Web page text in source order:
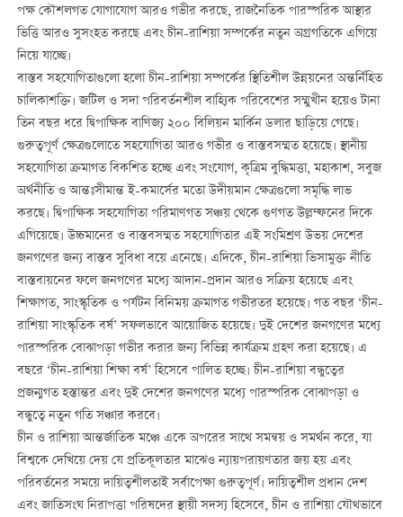
পক্ষ কৌশলগত যোগাযোগ আরও গভীর করছে, রাজনৈতিক পারস্পরিক আস্থার
ভিত্তি আরও সুসংহত করছে এবং চীন-রাশিয়া সম্পর্কের নতুন অগ্রগতিকে এগিয়ে
নিয়ে যাচ্ছে।
বাস্তব সহযোগিতাগুলো হলো চীন-রাশিয়া সম্পর্কের স্থিতিশীল উন্নয়নের অন্তর্নিহিত
চালিকাশক্তি। জটিল ও সদা পরিবর্তনশীল বাহ্যিক পরিবেশের সম্মুখীন হয়েও টানা
তিন বছর ধরে দ্বিপাক্ষিক বাণিজ্য ২০০ বিলিয়ন মার্কিন ডলার ছাড়িয়ে গেছে।
গুরুত্বপূর্ণ ক্ষেত্রগুলোতে সহযোগিতা আরও গভীর ও বাস্তবসম্মত হয়েছে। স্থানীয়
সহযোগিতা ক্রমাগত বিকশিত হচ্ছে এবং সংযোগ, কৃত্রিম বুদ্ধিমত্তা, মহাকাশ, সবুজ
অর্থনীতি ও আন্তঃসীমান্ত ই-কমার্সের মতো উদীয়মান ক্ষেত্রগুলো সমৃদ্ধি লাভ
করছে। দ্বিপাক্ষিক সহযোগিতা পরিমাণগত সঞ্চয় থেকে গুণগত উল্লম্ফনের দিকে
এগিয়েছে। উচ্চমানের ও বাস্তবসম্মত সহযোগিতার এই সংমিশ্রণ উভয় দেশের
জনগণের জন্য বাস্তব সুবিধা বয়ে এনেছে। এদিকে, চীন-রাশিয়া ভিসামুক্ত নীতি
বাস্তবায়নের ফলে জনগণের মধ্যে আদান-প্রদান আরও সক্রিয় হয়েছে এবং
শিক্ষাগত, সাংস্কৃতিক ও পর্যটন বিনিময় ক্রমাগত গভীরতর হয়েছে। গত বছর ‘চীন-
রাশিয়া সাংস্কৃতিক বর্ষ’ সফলভাবে আয়োজিত হয়েছে। দুই দেশের জনগণের মধ্যে
পারস্পরিক বোঝাপড়া গভীর করার জন্য বিভিন্ন কার্যক্রম গ্রহণ করা হয়েছে। এ
বছরে ‘চীন-রাশিয়া শিক্ষা বর্ষ’ হিসেবে পালিত হচ্ছে। চীন-রাশিয়া বন্ধুত্বের
প্রজন্মগত হস্তান্তর এবং দুই দেশের জনগণের মধ্যে পারস্পরিক বোঝাপড়া ও
বন্ধুত্বে নতুন গতি সঞ্চার করবে।
চীন ও রাশিয়া আন্তর্জাতিক মঞ্চে একে অপরের সাথে সমন্বয় ও সমর্থন করে, যা
বিশ্বকে দেখিয়ে দেয় যে প্রতিকূলতার মাঝেও ন্যায়পরায়ণতার জয় হয় এবং
পরিবর্তনের সময়ে দায়িত্বশীলতাই সর্বাপেক্ষা গুরুত্বপূর্ণ। দায়িত্বশীল প্রধান দেশ
এবং জাতিসংঘ নিরাপত্তা পরিষদের স্থায়ী সদস্য হিসেবে, চীন ও রাশিয়া যৌথভাবে